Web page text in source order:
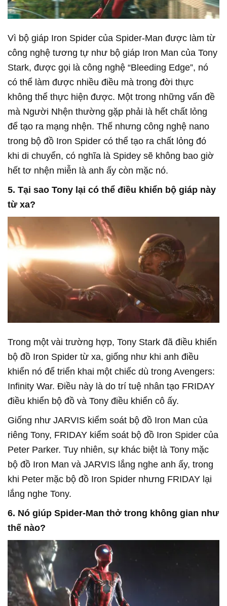
Vì bộ giáp Iron Spider của Spider-Man được làm từ
công nghệ tương tự như bộ giáp Iron Man của Tony
Stark, được gọi là công nghệ “Bleeding Edge”, nó
có thể làm được nhiều điều mà trong đời thực
không thể thực hiện được. Một trong những vấn đề
mà Người Nhện thường gặp phải là hết chất lỏng
để tạo ra mạng nhện. Thế nhưng công nghệ nano
trong bộ đồ Iron Spider có thể tạo ra chất lỏng đó
khi di chuyển, có nghĩa là Spidey sẽ không bao giờ
hết tơ nhện miễn là anh ấy còn mặc nó.
5. Tại sao Tony lại có thể điều khiển bộ giáp này
từ xa?
Trong một vài trường hợp, Tony Stark đã điều khiển
bộ đồ Iron Spider từ xa, giống như khi anh điều
khiển nó để triển khai một chiếc dù trong Avengers:
Infinity War. Điều này là do trí tuệ nhân tạo FRIDAY
điều khiển bộ đồ và Tony điều khiển cô ấy.
Giống như JARVIS kiểm soát bộ đồ Iron Man của
riêng Tony, FRIDAY kiểm soát bộ đồ Iron Spider của
Peter Parker. Tuy nhiên, sự khác biệt là Tony mặc
bộ đồ Iron Man và JARVIS lắng nghe anh ấy, trong
khi Peter mặc bộ đồ Iron Spider nhưng FRIDAY lại
lắng nghe Tony.
6. Nó giúp Spider-Man thở trong không gian như
thế nào?